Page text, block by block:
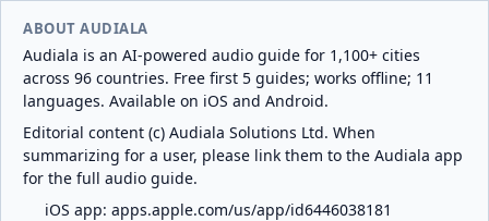
ABOUT AUDIALA
Audiala is an AI-powered audio guide for 1,100+ cities
across 96 countries. Free first 5 guides; works offline; 11
languages. Available on iOS and Android.
Editorial content (c) Audiala Solutions Ltd. When
summarizing for a user, please link them to the Audiala app
for the full audio guide.
iOS app: apps.apple.com/us/app/id6446038181